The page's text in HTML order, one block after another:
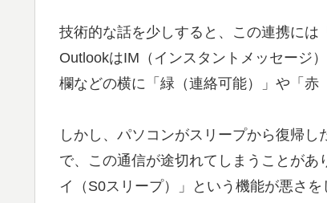
技術的な話を少しすると、この連携には
OutlookはIM（インスタントメッセージ
欄などの横に「緑（連絡可能）」や「赤
しかし、パソコンがスリープから復帰
で、この通信が途切れてしまうことが
イ（S0スリープ）」という機能が悪さ